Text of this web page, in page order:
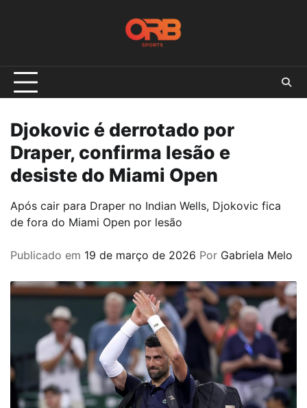
Djokovic é derrotado por
Draper, confirma lesão e
desiste do Miami Open
Após cair para Draper no Indian Wells, Djokovic fica
de fora do Miami Open por lesão
Publicado em 19 de março de 2026 Por Gabriela Melo